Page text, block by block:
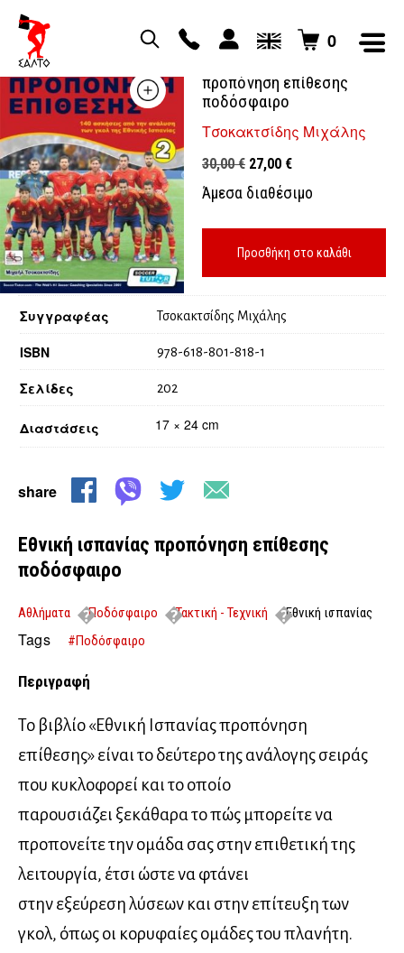
0
προπόνηση επίθεσης
ποδόσφαιρο
Τσοκακτσίδης Μιχάλης
30,00€ Original
price
30,00 €.
27,00 €Η
τρέχουσα
τιμή
είναι:
27,00 €.
Άμεσα διαθέσιμο
Προσθήκη στο καλάθι
Διαστάσεις 17 × 24 cm
Συγγραφέας Τσοκακτσίδης Μιχάλης
ISBN 978-618-801-818-1
Σελίδες 202
share
Εθνική ισπανίας προπόνηση επίθεσης
ποδόσφαιρο
Αθλήματα Ποδόσφαιρο Τακτική - Τεχνική
Εθνική ισπανίας
προπόνηση επίθεσης ποδόσφαιρο
Tags #Ποδόσφαιρο
Περιγραφή
Το βιβλίο «Εθνική Ισπανίας προπόνηση
επίθεσης» είναι το δεύτερο της ανάλογης σειράς
που κυκλοφορεί και το οποίο
παρουσιάζει ξεκάθαρα το πώς μπορείτε να
προπονείτε την ομάδα σας στην επιθετική της
λειτουργία, έτσι ώστε να φτάνει
στην εξεύρεση λύσεων και στην επίτευξη των
γκολ, όπως οι κορυφαίες ομάδες του πλανήτη.